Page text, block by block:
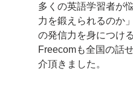
多くの英語学習者が
力を鍛えられるのか
の発信力を身につけ
Freecomも全国の話
介頂きました。